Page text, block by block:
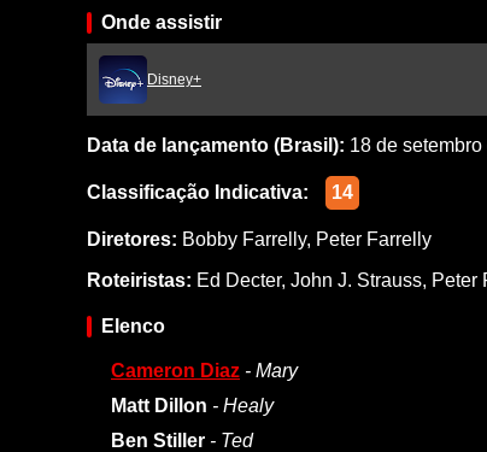
Onde assistir
Disney+
Data de lançamento (Brasil): 18 de
Classificação Indicativa: 14
Diretores: Bobby Farrelly, Peter Farrelly
Roteiristas: Ed Decter, John J. Strauss, Peter
Elenco
Cameron Diaz - Mary
Matt Dillon - Healy
Ben Stiller - Ted